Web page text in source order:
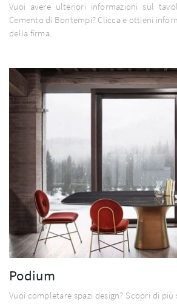
Vuoi avere ulteriori informazioni sul
Cemento di Bontempi? Clicca e ottieni
della firma.
Podium
Vuoi completare spazi design? Scopri di